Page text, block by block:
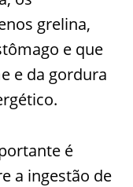
grelina,
e que
e da gordura
é
a ingestão de